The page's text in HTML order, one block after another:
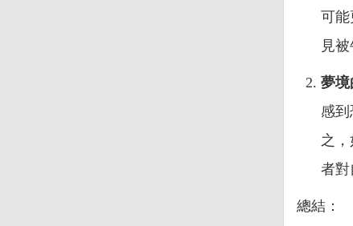
可能
見
夢境
感
之
者對
總結：